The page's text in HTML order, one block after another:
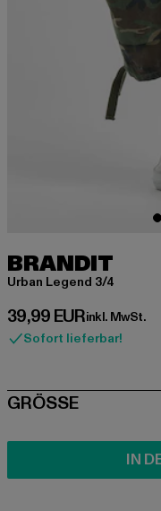
BRANDIT
Urban Legend 3/4
39,99 EUR
Derzeitiger Preis:
inkl. MwSt.
Sofort lieferbar!
SIZE
GRÖSSE
IN